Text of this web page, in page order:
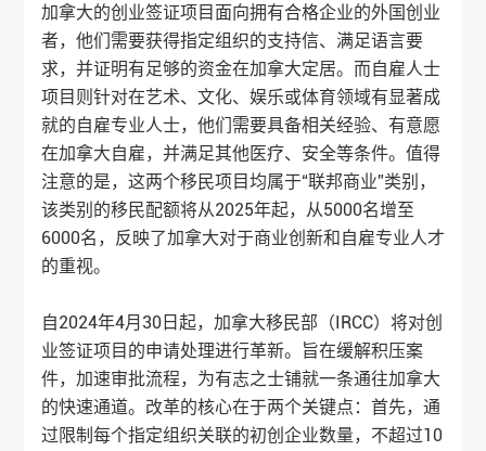
加拿大的创业签证项目面向拥有合格企业的外国创业
者，他们需要获得指定组织的支持信、满足语言要
求，并证明有足够的资金在加拿大定居。而自雇人士
项目则针对在艺术、文化、娱乐或体育领域有显著成
就的自雇专业人士，他们需要具备相关经验、有意愿
在加拿大自雇，并满足其他医疗、安全等条件。值得
注意的是，这两个移民项目均属于“联邦商业”类别，
该类别的移民配额将从2025年起，从5000名增至
6000名，反映了加拿大对于商业创新和自雇专业人才
的重视。
自2024年4月30日起，加拿大移民部（IRCC）将对创
业签证项目的申请处理进行革新。旨在缓解积压案
件，加速审批流程，为有志之士铺就一条通往加拿大
的快速通道。改革的核心在于两个关键点：首先，通
过限制每个指定组织关联的初创企业数量，不超过10